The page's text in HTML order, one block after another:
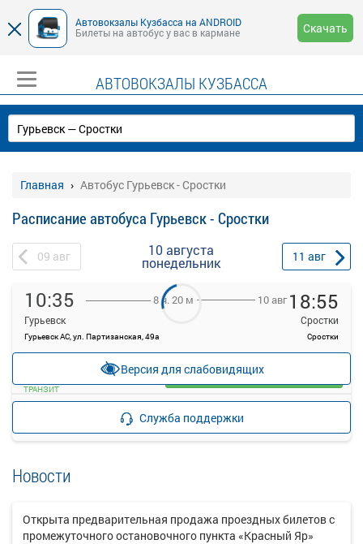
Автовокзалы Кузбасса на ANDROID
Билеты на автобус у вас в кармане
Скачать
АВТОВОКЗАЛЫ КУЗБАССА
Главная Автобус Гурьевск - Сростки
Расписание автобуса Гурьевск - Сростки
09 авг 10 августа
понедельник 11 авг
10:35
Гурьевск
Гурьевск АС, ул. Партизанская, 49а
8 ч. 20 м 10 авг 18:55
Сростки
Сростки
—
ТРАНЗИТ
Загрузить цену
Версия для слабовидящих
Служба поддержки
Новости
Открыта предварительная продажа проездных билетов с
промежуточного остановочного пункта «Красный Яр»